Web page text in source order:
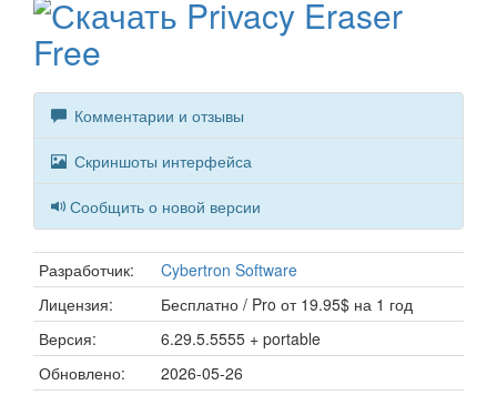
Комментарии и отзывы
Скриншоты интерфейса
Сообщить о новой версии
Разработчик:
Cybertron Software
Лицензия:
Бесплатно / Pro от 19.95$ на 1 год
Версия:
6.29.5.5555 + portable
Обновлено:
2026-05-26